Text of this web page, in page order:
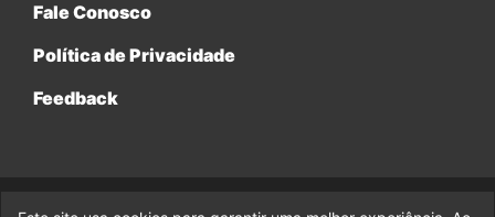
Fale Conosco
Política de Privacidade
Feedback